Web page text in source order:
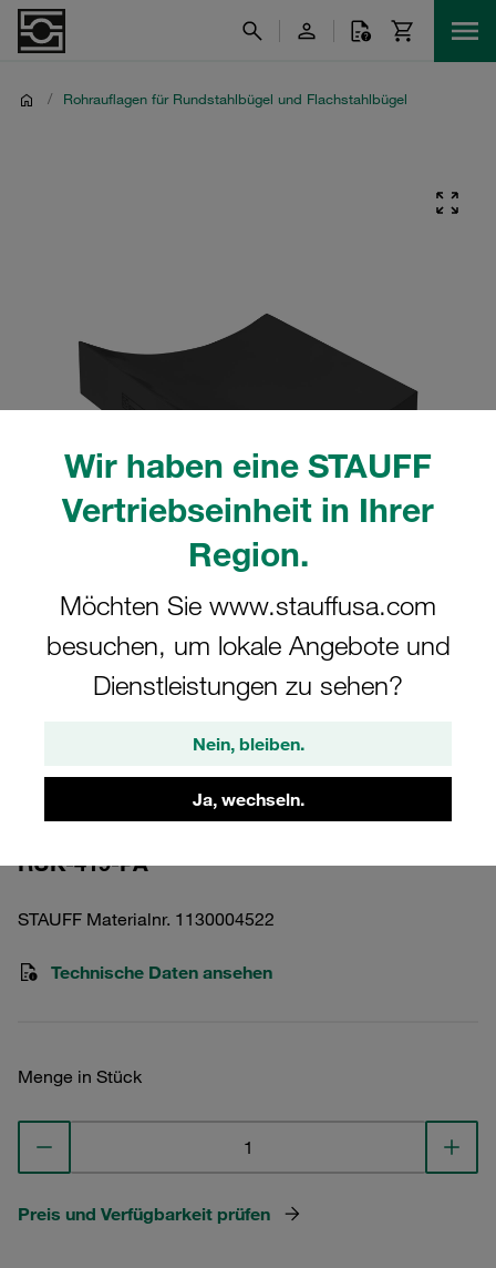
Wir haben eine STAUFF
Vertriebseinheit in Ihrer
Region.
Möchten Sie www.stauffusa.com
besuchen, um lokale Angebote und
Dienstleistungen zu sehen?
Nein, bleiben.
Ja, wechseln.
/ Rohrauflagen für Rundstahlbügel und Flachstahlbügel
Bitte beachten Sie: Das Bild dient nur zur Veranschaulichung und kann vom
tatsächlichen Produkt abweichen.
Mehr anzeigen
Kunststoff-Rohrauflage, kurz für
Rund-/Flachstahlbügel Polyamid
RUK-419-PA
STAUFF Materialnr. 1130004522
Technische Daten ansehen
Menge in Stück
Preis und Verfügbarkeit prüfen